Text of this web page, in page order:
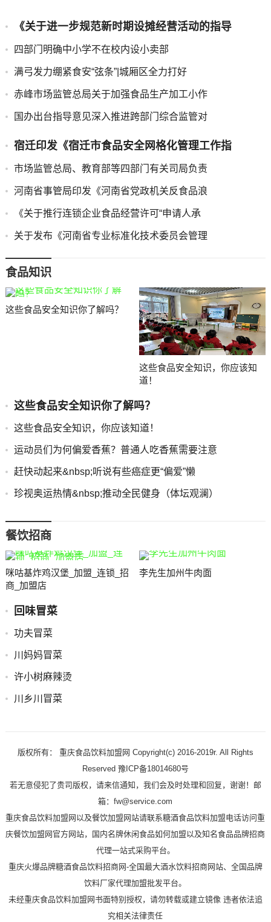
《关于进一步规范新时期设摊经营活动的指导
四部门明确中小学不在校内设小卖部
满弓发力绷紧食安“弦条”|城厢区全力打好
赤峰市场监管总局关于加强食品生产加工小作
国办出台指导意见深入推进跨部门综合监管对
宿迁印发《宿迁市食品安全网格化管理工作指
市场监管总局、教育部等四部门有关司局负责
河南省事管局印发《河南省党政机关反食品浪
《关于推行连锁企业食品经营许可“申请人承
关于发布《河南省专业标准化技术委员会管理
食品知识
这些食品安全知识你了解吗？
这些食品安全知识，你应该知
道！
这些食品安全知识你了解吗？
这些食品安全知识，你应该知道！
运动员们为何偏爱香蕉？普通人吃香蕉需要注意
赶快动起来&nbsp;听说有些癌症更“偏爱”懒
珍视奥运热情&nbsp;推动全民健身（体坛观澜）
餐饮招商
咪咕基炸鸡汉堡_加盟_连锁_招
商_加盟店
李先生加州牛肉面
回味冒菜
功夫冒菜
川妈妈冒菜
许小树麻辣烫
川乡川冒菜
版权所有： 重庆食品饮料加盟网 Copyright(c) 2016-2019r. All Rights
Reserved 豫ICP备18014680号
若无意侵犯了贵司版权，请来信通知，我们会及时处理和回复，谢谢！邮
箱：fw@service.com
重庆食品饮料加盟网以及餐饮加盟网站请联系糖酒食品饮料加盟电话访问重
庆餐饮加盟网官方网站，国内名牌休闲食品如何加盟以及知名食品品牌招商
代理一站式采购平台。
重庆火爆品牌糖酒食品饮料招商网-全国最大酒水饮料招商网站、全国品牌
饮料厂家代理加盟批发平台。
未经重庆食品饮料加盟网书面特别授权，请勿转载或建立镜像 违者依法追
究相关法律责任